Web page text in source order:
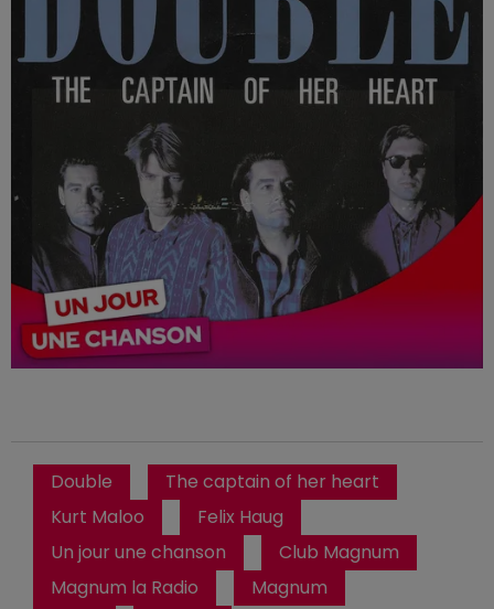
Double
The captain of her heart
Kurt Maloo
Felix Haug
Un jour une chanson
Club Magnum
Magnum la Radio
Magnum